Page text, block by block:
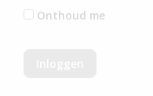
Onthoud me